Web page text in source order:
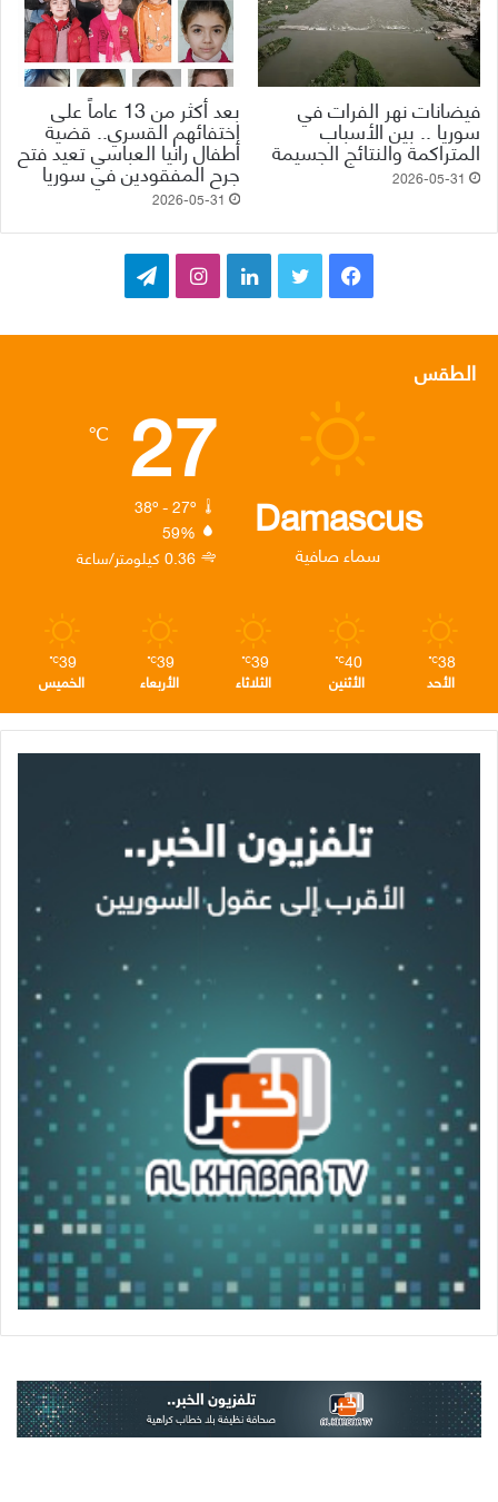
فيضانات نهر الفرات في
سوريا .. بين الأسباب
المتراكمة والنتائج الجسيمة
2026-05-31
بعد أكثر من 13 عاماً على
اختفائهم القسري.. قضية
أطفال رانيا العباسي تعيد فتح
جرح المفقودين في سوريا
2026-05-31
ب
و
ت
ق
ر
ا
ر
ا
الطقس
Damascus
سماء صافية
27
℃
38º - 27º
59%
0.36 كيلومتر/ساعة
38
℃
الأحد
40
℃
الأثنين
39
℃
الثلاثاء
39
℃
الأربعاء
39
℃
الخميس